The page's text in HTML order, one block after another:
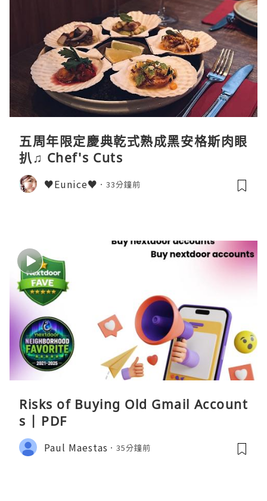
五周年限定慶典乾式熟成黑安格斯肉眼
扒♫ Chef's Cuts
♥Eunice♥ 33分鐘前
Risks of Buying Old Gmail Account
s | PDF
Paul Maestas 35分鐘前